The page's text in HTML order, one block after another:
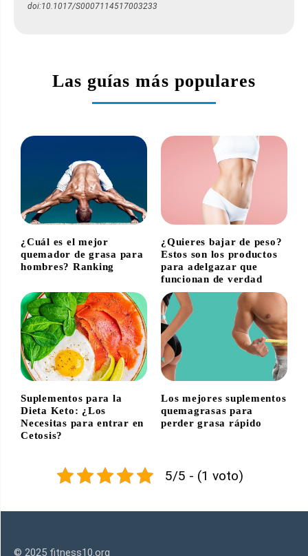
doi:10.1017/S0007114517003233
Las guías más populares
¿Cuál es el mejor
quemador de grasa para
hombres? Ranking
¿Quieres bajar de peso?
Estos son los productos
para adelgazar que
funcionan de verdad
Suplementos para la
Dieta Keto: ¿Los
Necesitas para entrar en
Cetosis?
Los mejores suplementos
quemagrasas para
perder grasa rápido
5/5 - (1 voto)
© 2025 fitness10.org